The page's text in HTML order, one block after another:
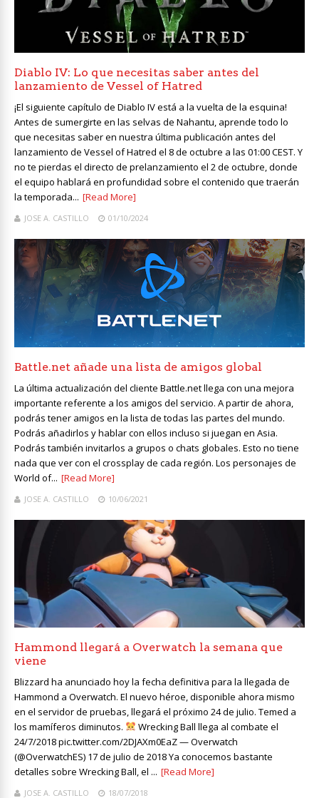
Diablo IV: Lo que necesitas saber antes del
lanzamiento de Vessel of Hatred
¡El siguiente capítulo de Diablo IV está a la vuelta de la esquina!
Antes de sumergirte en las selvas de Nahantu, aprende todo lo
que necesitas saber en nuestra última publicación antes del
lanzamiento de Vessel of Hatred el 8 de octubre a las 01:00 CEST. Y
no te pierdas el directo de prelanzamiento el 2 de octubre, donde
el equipo hablará en profundidad sobre el contenido que traerán
la temporada... [Read More]
JOSE A. CASTILLO 01/10/2024
Battle.net añade una lista de amigos global
La última actualización del cliente Battle.net llega con una mejora
importante referente a los amigos del servicio. A partir de ahora,
podrás tener amigos en la lista de todas las partes del mundo.
Podrás añadirlos y hablar con ellos incluso si juegan en Asia.
Podrás también invitarlos a grupos o chats globales. Esto no tiene
nada que ver con el crossplay de cada región. Los personajes de
World of... [Read More]
JOSE A. CASTILLO 10/06/2021
Hammond llegará a Overwatch la semana que
viene
Blizzard ha anunciado hoy la fecha definitiva para la llegada de
Hammond a Overwatch. El nuevo héroe, disponible ahora mismo
en el servidor de pruebas, llegará el próximo 24 de julio. Temed a
los mamíferos diminutos.
Wrecking Ball llega al combate el
24/7/2018 pic.twitter.com/2DJAXm0EaZ — Overwatch
(@OverwatchES) 17 de julio de 2018 Ya conocemos bastante
detalles sobre Wrecking Ball, el ... [Read More]
JOSE A. CASTILLO 18/07/2018